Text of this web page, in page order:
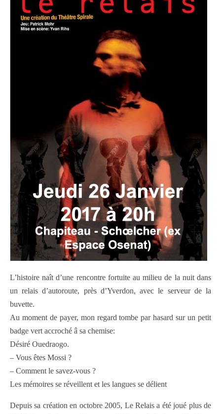
L’histoire naît d’une rencontre fortuite au milieu de la nuit dans
un relais d’autoroute, près d’Yverdon, avec le serveur de la
buvette.
Au moment de payer, mon regard tombe par hasard sur un petit
badge vert accroché â sa chemise:
Désiré Ouedraogo.
– Vous êtes Mossi ?
– Comment le savez-vous ?
Les mémoires se réveillent et les langues se délient
Depuis sa création en octobre 2005, Le Relais a été joué plus de